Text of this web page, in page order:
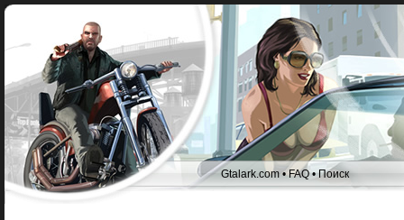
Gtalark.com •FAQ•Поиск